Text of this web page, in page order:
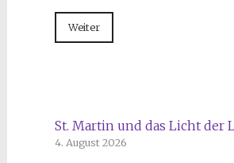
Weiter
St. Martin und das Licht der
4. August 2026